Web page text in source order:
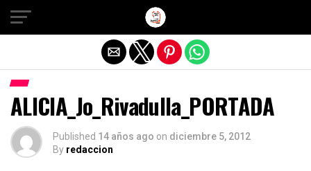
ALICIA_Jo_Rivadulla_PORTADA
Published 14 años ago on diciembre 5, 2012
By redaccion
Salir de la versión móvil